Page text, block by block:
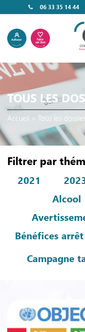
06 33 35 14 44
TOUS LES
Accueil > Tous les
Filtrer par
2021
Alcool
Bénéfices arrêt
Campagne